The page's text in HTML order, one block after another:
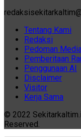
Tentang Kami
Redaksi
Pedoman
Pemberitaan
Penggunaan AI
Disclaimer
Visitor
Kerja Sama
© 2022
Reserved.